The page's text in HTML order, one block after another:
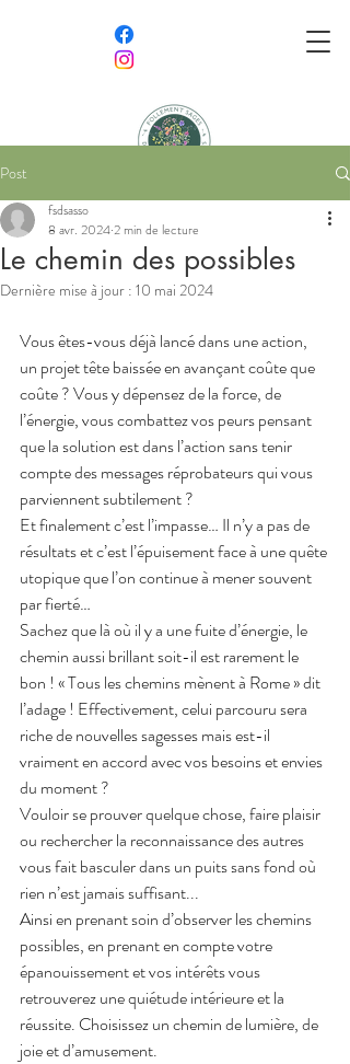
Follement Sages,
Délicieusement Sauvages
Association semeuse de bien-être et
amoureuse de nature
Post
Le chemin des possibles
fsdsasso
8 avr. 20242 min de lecture
Dernière mise à jour : 10 mai 2024
Vous êtes-vous déjà lancé dans une action,
un projet tête baissée en avançant coûte que
coûte ? Vous y dépensez de la force, de
l’énergie, vous combattez vos peurs pensant
que la solution est dans l’action sans tenir
compte des messages réprobateurs qui vous
parviennent subtilement ?
Et finalement c’est l’impasse… Il n’y a pas de
résultats et c’est l’épuisement face à une quête
utopique que l’on continue à mener souvent
par fierté…
Sachez que là où il y a une fuite d’énergie, le
chemin aussi brillant soit-il est rarement le
bon ! « Tous les chemins mènent à Rome » dit
l’adage ! Effectivement, celui parcouru sera
riche de nouvelles sagesses mais est-il
vraiment en accord avec vos besoins et envies
du moment ?
Vouloir se prouver quelque chose, faire plaisir
ou rechercher la reconnaissance des autres
vous fait basculer dans un puits sans fond où
rien n’est jamais suffisant...
Ainsi en prenant soin d’observer les chemins
possibles, en prenant en compte votre
épanouissement et vos intérêts vous
retrouverez une quiétude intérieure et la
réussite. Choisissez un chemin de lumière, de
joie et d’amusement.